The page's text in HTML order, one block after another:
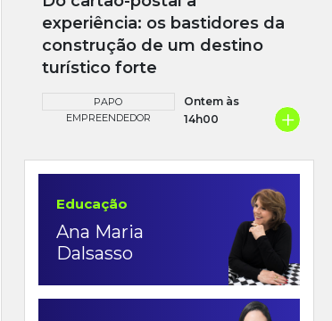
experiência: os bastidores da
construção de um destino
turístico forte
PAPO
EMPREENDEDOR
Ontem às
14h00
+
Educação
Ana Maria
Dalsasso